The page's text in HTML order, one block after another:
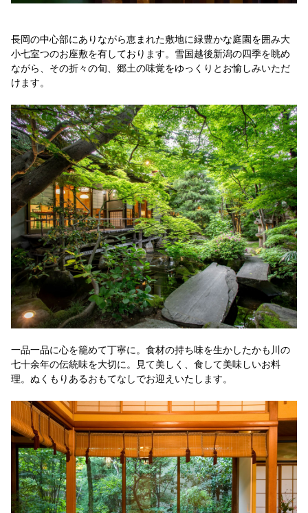
長岡の中心部にありながら恵まれた敷地に緑豊かな庭園を囲み大
小七室つのお座敷を有しております。雪国越後新潟の四季を眺め
ながら、その折々の旬、郷土の味覚をゆっくりとお愉しみいただ
けます。
一品一品に心を籠めて丁寧に。食材の持ち味を生かしたかも川の
七十余年の伝統味を大切に。見て美しく、食して美味しいお料
理。ぬくもりあるおもてなしでお迎えいたします。